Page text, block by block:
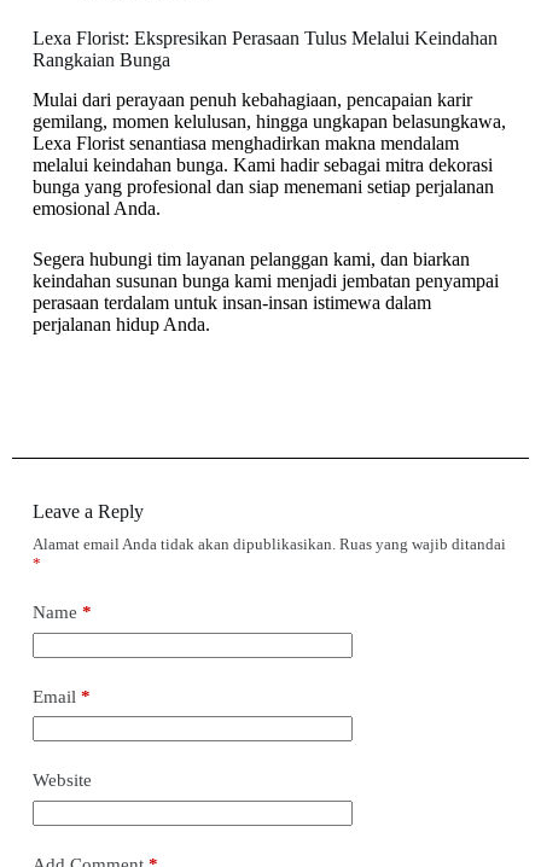
Lexa Florist: Ekspresikan Perasaan Tulus Melalui Keindahan
Rangkaian Bunga
Mulai dari perayaan penuh kebahagiaan, pencapaian karir
gemilang, momen kelulusan, hingga ungkapan belasungkawa,
Lexa Florist senantiasa menghadirkan makna mendalam
melalui keindahan bunga. Kami hadir sebagai mitra dekorasi
bunga yang profesional dan siap menemani setiap perjalanan
emosional Anda.
Segera hubungi tim layanan pelanggan kami, dan biarkan
keindahan susunan bunga kami menjadi jembatan penyampai
perasaan terdalam untuk insan-insan istimewa dalam
perjalanan hidup Anda.
Leave a Reply
Alamat email Anda tidak akan dipublikasikan. Ruas yang wajib ditandai
*
Name *
Email *
Website